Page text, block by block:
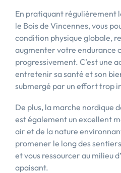
En pratiquant régulièrement
le Bois de Vincennes, vous
condition physique globale,
augmenter votre endurance
progressivement. C’est une
entretenir sa santé et son
submergé par un effort trop
De plus, la marche nordique
est également un excellent
air et de la nature
promener le long des
et vous ressourcer au milieu
apaisant.